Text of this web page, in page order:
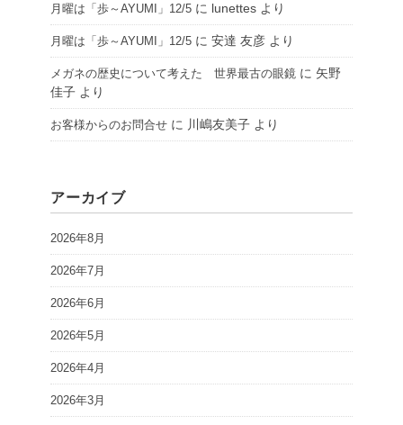
月曜は「歩～AYUMI」12/5 に lunettes より
月曜は「歩～AYUMI」12/5 に 安達 友彦 より
メガネの歴史について考えた 世界最古の眼鏡 に 矢野
佳子 より
お客様からのお問合せ に 川嶋友美子 より
アーカイブ
2026年8月
2026年7月
2026年6月
2026年5月
2026年4月
2026年3月